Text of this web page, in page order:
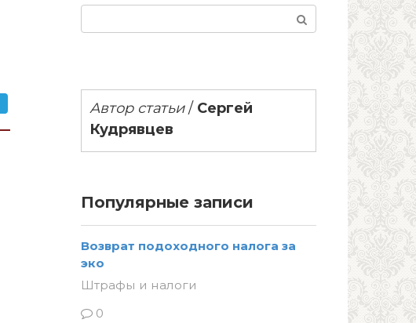
Автор статьи/ Сергей
Кудрявцев
Популярные записи
Возврат подоходного налога за
эко
Штрафы и налоги
0